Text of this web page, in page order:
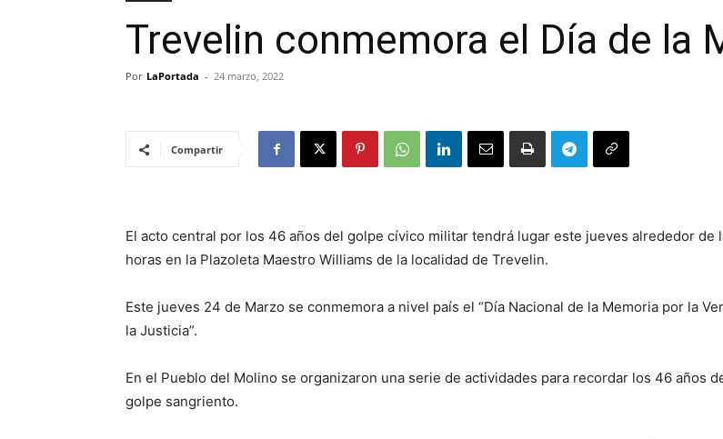
Trevelin conmemora el Día de la
Por LaPortada - 24 marzo, 2022
Compartir
El acto central por los 46 años del golpe cívico militar tendrá lugar este jueves alrededor de
horas en la Plazoleta Maestro Williams de la localidad de Trevelin.
Este jueves 24 de Marzo se conmemora a nivel país el “Día Nacional de la Memoria por la
la Justicia”.
En el Pueblo del Molino se organizaron una serie de actividades para recordar los 46 años
golpe sangriento.